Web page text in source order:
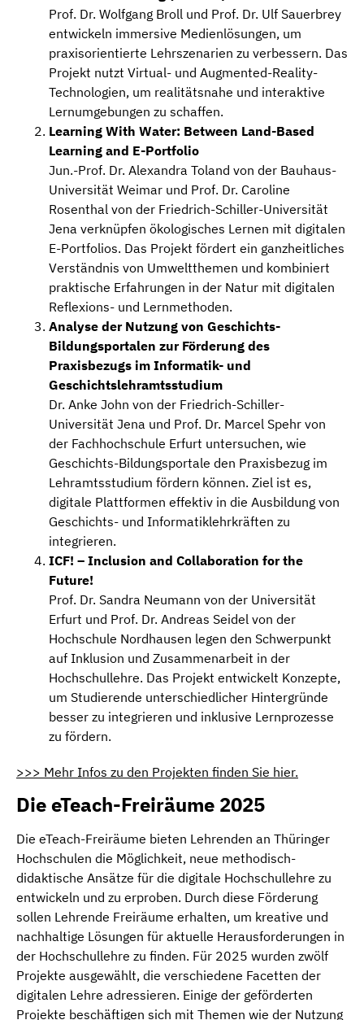
Prof. Dr. Wolfgang Broll und Prof. Dr. Ulf Sauerbrey
entwickeln immersive Medienlösungen, um
praxisorientierte Lehrszenarien zu verbessern. Das
Projekt nutzt Virtual- und Augmented-Reality-
Technologien, um realitätsnahe und interaktive
Lernumgebungen zu schaffen.
Learning With Water: Between Land-Based
Learning and E-Portfolio
Jun.-Prof. Dr. Alexandra Toland von der Bauhaus-
Universität Weimar und Prof. Dr. Caroline
Rosenthal von der Friedrich-Schiller-Universität
Jena verknüpfen ökologisches Lernen mit digitalen
E-Portfolios. Das Projekt fördert ein ganzheitliches
Verständnis von Umweltthemen und kombiniert
praktische Erfahrungen in der Natur mit digitalen
Reflexions- und Lernmethoden.
Analyse der Nutzung von Geschichts-
Bildungsportalen zur Förderung des
Praxisbezugs im Informatik- und
Geschichtslehramtsstudium
Dr. Anke John von der Friedrich-Schiller-
Universität Jena und Prof. Dr. Marcel Spehr von
der Fachhochschule Erfurt untersuchen, wie
Geschichts-Bildungsportale den Praxisbezug im
Lehramtsstudium fördern können. Ziel ist es,
digitale Plattformen effektiv in die Ausbildung von
Geschichts- und Informatiklehrkräften zu
integrieren.
ICF! – Inclusion and Collaboration for the
Future!
Prof. Dr. Sandra Neumann von der Universität
Erfurt und Prof. Dr. Andreas Seidel von der
Hochschule Nordhausen legen den Schwerpunkt
auf Inklusion und Zusammenarbeit in der
Hochschullehre. Das Projekt entwickelt Konzepte,
um Studierende unterschiedlicher Hintergründe
besser zu integrieren und inklusive Lernprozesse
zu fördern.
>>> Mehr Infos zu den Projekten finden Sie hier.
Die eTeach-Freiräume 2025
Die eTeach-Freiräume bieten Lehrenden an Thüringer
Hochschulen die Möglichkeit, neue methodisch-
didaktische Ansätze für die digitale Hochschullehre zu
entwickeln und zu erproben. Durch diese Förderung
sollen Lehrende Freiräume erhalten, um kreative und
nachhaltige Lösungen für aktuelle Herausforderungen in
der Hochschullehre zu finden. Für 2025 wurden zwölf
Projekte ausgewählt, die verschiedene Facetten der
digitalen Lehre adressieren. Einige der geförderten
Projekte beschäftigen sich mit Themen wie der Nutzung